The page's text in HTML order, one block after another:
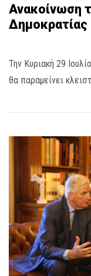
Ανακοίνωση
Δημοκρατίας
Την Κυριακή 29
θα παραμείνει